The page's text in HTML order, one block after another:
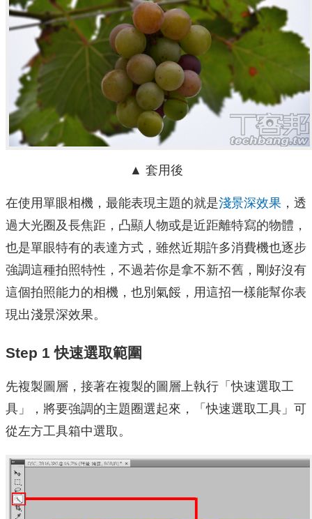
▲ 套用後
在使用單眼相機，最能表現主題的就是淺景深效果 ，透
過大光圈及長焦距，凸顯人物或是近距離特寫的物體，
也是單眼特有的表達方式，雖然近期許多消費機也逐步
強調這種拍照特性，不過若你是拿不新不舊，剛好沒有
這個拍照能力的相機，也別氣餒，用這招一樣能幫你表
現出淺景深效果。
Step 1 快速選取範圍
先複製圖層，接著在複製的圖層上執行「快速選取工
具」，將要強調的主題圈選起來，「快速選取工具」可
從左方工具箱中選取。